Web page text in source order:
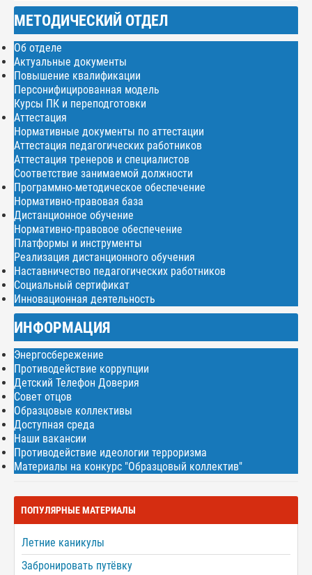
МЕТОДИЧЕСКИЙ ОТДЕЛ
Об отделе
Актуальные документы
Повышение квалификации
Персонифицированная модель
Курсы ПК и переподготовки
Аттестация
Нормативные документы по аттестации
Аттестация педагогических работников
Аттестация тренеров и специалистов
Соответствие занимаемой должности
Программно-методическое обеспечение
Нормативно-правовая база
Дистанционное обучение
Нормативно-правовое обеспечение
Платформы и инструменты
Реализация дистанционного обучения
Наставничество педагогических работников
Социальный сертификат
Инновационная деятельность
ИНФОРМАЦИЯ
Энергосбережение
Противодействие коррупции
Детский Телефон Доверия
Совет отцов
Образцовые коллективы
Доступная среда
Наши вакансии
Противодействие идеологии терроризма
Материалы на конкурс "Образцовый коллектив"
ПОПУЛЯРНЫЕ МАТЕРИАЛЫ
Летние каникулы
Забронировать путёвку